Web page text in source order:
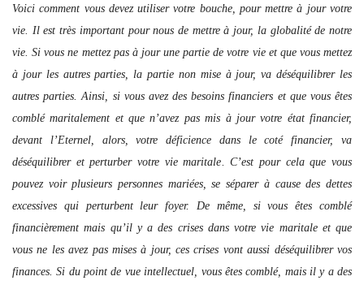
Voici comment vous devez utiliser votre bouche, pour mettre à jour votre
vie. Il est très important pour nous de mettre à jour, la globalité de notre
vie. Si vous ne mettez pas à jour une partie de votre vie et que vous mettez
à jour les autres parties, la partie non mise à jour, va déséquilibrer les
autres parties. Ainsi, si vous avez des besoins financiers et que vous êtes
comblé maritalement et que n’avez pas mis à jour votre état financier,
devant l’Eternel, alors, votre déficience dans le coté financier, va
déséquilibrer et perturber votre vie maritale. C’est pour cela que vous
pouvez voir plusieurs personnes mariées, se séparer à cause des dettes
excessives qui perturbent leur foyer. De même, si vous êtes comblé
financièrement mais qu’il y a des crises dans votre vie maritale et que
vous ne les avez pas mises à jour, ces crises vont aussi déséquilibrer vos
finances. Si du point de vue intellectuel, vous êtes comblé, mais il y a des